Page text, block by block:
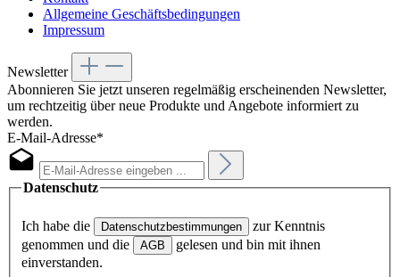
Allgemeine Geschäftsbedingungen
Impressum
Newsletter
Abonnieren Sie jetzt unseren regelmäßig erscheinenden Newsletter,
um rechtzeitig über neue Produkte und Angebote informiert zu
werden.
E-Mail-Adresse*
Datenschutz
Ich habe die Datenschutzbestimmungen
zur Kenntnis
genommen und die
AGB
gelesen und bin mit ihnen
einverstanden.